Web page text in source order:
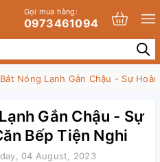
Gọi mua hàng:
0973461094
Nóng Lạnh Gắn Chậu - Sự
Gắn Chậu - Sự
Bếp Tiện Nghi
04 August, 2023